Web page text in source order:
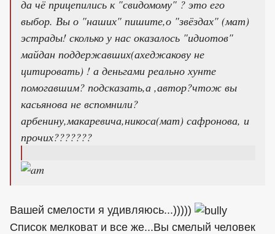
да чё прицепились к "свидомому" ? это его
выбор. Вы о "наших" пишите,о "звёздах" (мат)
эстрады! сколько у нас оказалось "идиотов"
майдан поддержавших(ахеджакову не
цитировать) ! а деньгами реально хунте
помогавшим? подсказать,а ,автор?чтож вы
касьянова не вспомнили?
арбенину,макаревича,никоса(мат) сафронова, и
прочих???????
Вашей смелости я удивляюсь...)))))
Список мелковат и все же...Вы смелый человек